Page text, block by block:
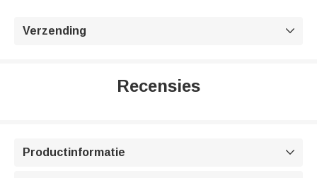
Verzending 
Recensies
Productinformatie 